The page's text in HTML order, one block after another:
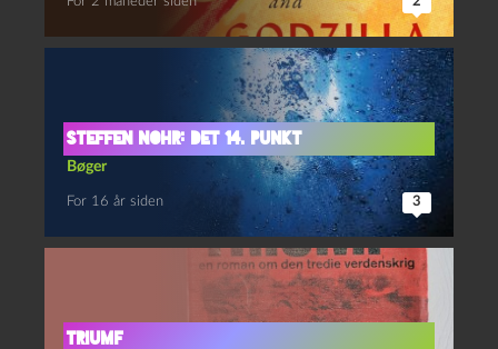
Steffen Nohr: Det 14. punkt
Bøger
For 16 år siden 3
Triumf